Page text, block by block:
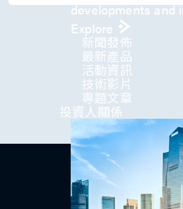
developments and
Explore
新聞發佈
最新產品
活動資訊
技術影片​
專題文章
投資人關係